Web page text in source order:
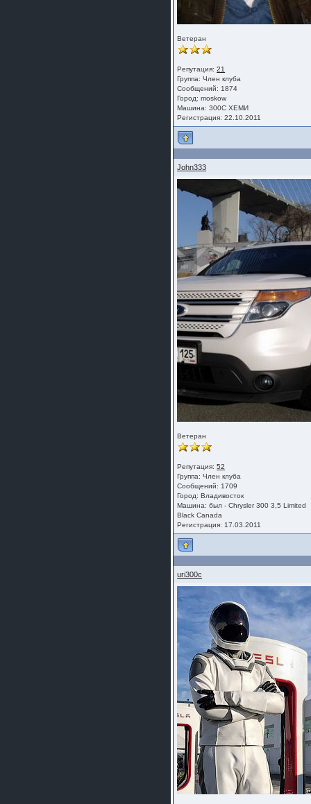
Ветеран
Репутация:21
Группа:Член клуба
Сообщений: 1874
Город: moskow
Машина: 300С ХЕМИ
Регистрация: 22.10.2011
John333
Ветеран
Репутация:52
Группа:Член клуба
Сообщений: 1709
Город: Владивосток
Машина: был - Chrysler 300 3,5 Limited
Black Canada
Регистрация: 17.03.2011
uri300c